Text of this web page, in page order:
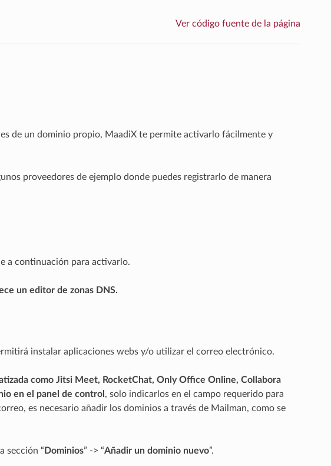
Ver código fuente de la página
de un dominio propio, MaadiX te permite activarlo fácilmente y
proveedores de ejemplo donde puedes registrarlo de manera
a continuación para activarlo.
un editor de zonas DNS.
instalar aplicaciones webs y/o utilizar el correo electrónico.
como Jitsi Meet, RocketChat, Only Office Online, Collabora
en el panel de control , solo indicarlos en el campo requerido para
es necesario añadir los dominios a través de Mailman, como se
sección “ Dominios” -> “Añadir un dominio nuevo”.